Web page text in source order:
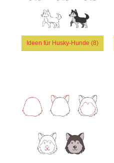
Ideen für Husky-Hunde (8)